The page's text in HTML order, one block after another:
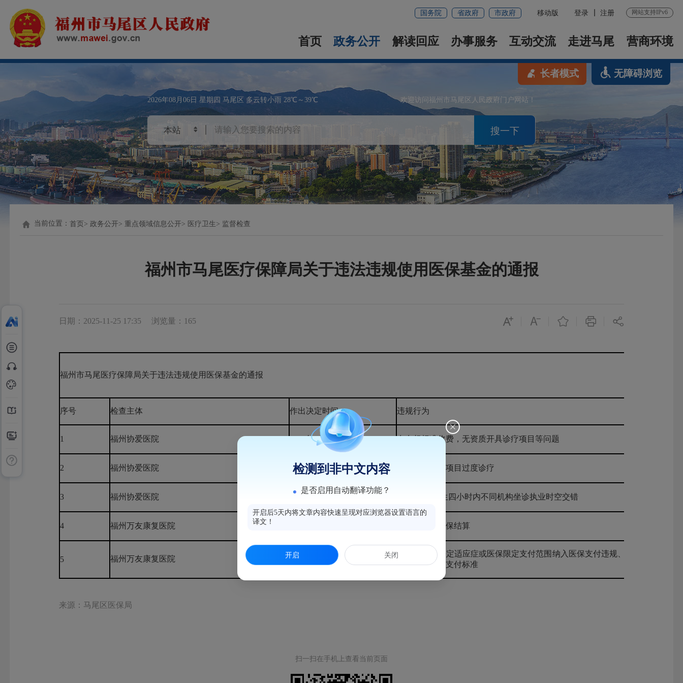
国务院 省政府 市政府 移动版 登录 注册 网站支持IPv6
首页 政务公开 解读回应 办事服务 互动交流 走进马尾 营商环境
2026年08月06日 星期四 马尾区 多云转小雨 28℃～39℃ 欢迎访问福州市马尾区人民政府门户网站！
搜一下
长者模式 无障碍浏览
当前位置：首页 政务公开 重点领域信息公开 医疗卫生 监督检查
福州市马尾医疗保障局关于违法违规使用医保基金的通报
日期：2025-11-25 17:35 浏览量：165
福州市马尾医疗保障局关于违法违规使用医保基金的通报
序号 检查主体 作出决定时间 违规行为
1 福州协爱医院 2025年6月4日 存在超标准收费，无资质开具诊疗项目等问题
2 福州协爱医院 2025年6月5日 糖化血红蛋白项目过度诊疗
3 福州协爱医院 2025年6月5日 1-9月同一医生四小时内不同机构坐诊执业时空交错
4 福州万友康复医院 体检费纳入医保结算
5 福州万友康复医院 2025年4月3日
存在超药品法定适应症或医保限定支付范围纳入医保支付违规、违反中
药饮片规定的支付标准
来源：马尾区医保局
扫一扫在手机上查看当前页面
检测到非中文内容
是否启用自动翻译功能？
开启后5天内将文章内容快速呈现对应浏览器设置语言的
译文！
开启 关闭